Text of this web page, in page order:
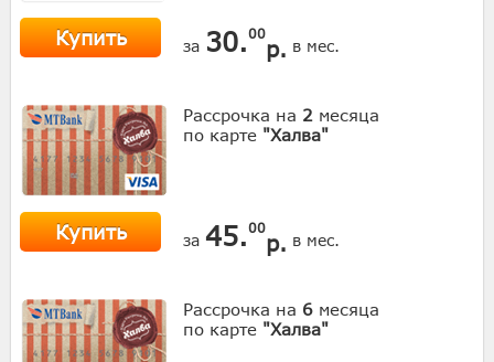
Купить за 30.00
р. в мес.
Рассрочка на 2 месяца
по карте "Халва"
Купить за 45.00
р. в мес.
Рассрочка на 6 месяца
по карте "Халва"